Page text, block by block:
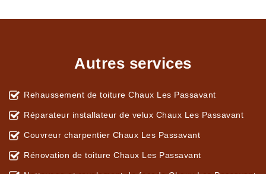
Autres services
Rehaussement de toiture Chaux Les Passavant
Réparateur installateur de velux Chaux Les Passavant
Couvreur charpentier Chaux Les Passavant
Rénovation de toiture Chaux Les Passavant